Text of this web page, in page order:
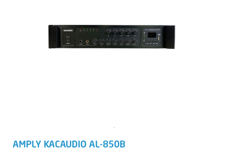
AMPLY KACAUDIO AL-850B